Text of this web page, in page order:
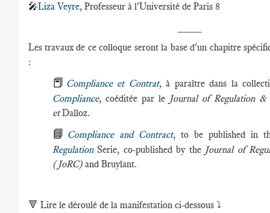
🎤Liza Veyre, Professeur à l'Université de Paris 8
Les travaux de ce colloque seront la base d'un chapitre
:
📕 Compliance et Contrat,à paraître dans la
Compliance, coéditée par le Journal of Regulation
etDalloz.
📘 Compliance and Contract, to be published in
RegulationSerie, co-published by the Journal of
(JoRC) and Bruylant.
🔻 Lire le déroulé de la manifestation ci-dessous ⤵️